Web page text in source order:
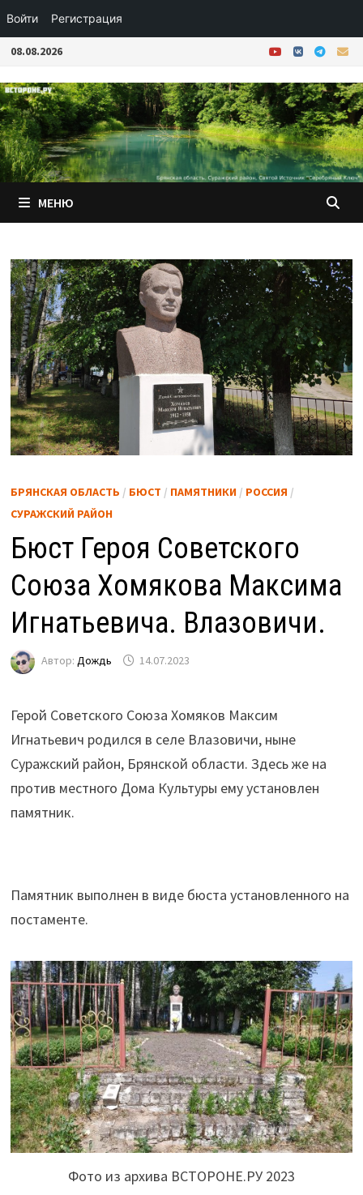
Войти Регистрация
Перейти
содержимому
08.08.2026
МЕНЮ
БРЯНСКАЯ ОБЛАСТЬ / БЮСТ / ПАМЯТНИКИ/ РОССИЯ /
СУРАЖСКИЙ РАЙОН
Бюст Героя Советского
Союза Хомякова Максима
Игнатьевича. Влазовичи.
Автор: Дождь 14.07.2023
Герой Советского Союза Хомяков Максим
Игнатьевич родился в селе Влазовичи, ныне
Суражский район, Брянской области. Здесь же на
против местного Дома Культуры ему установлен
памятник.
Памятник выполнен в виде бюста установленного на
постаменте.
Фото из архива ВСТОРОНЕ.РУ 2023